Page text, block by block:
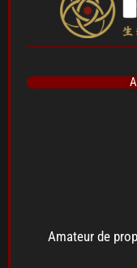
Amateur de